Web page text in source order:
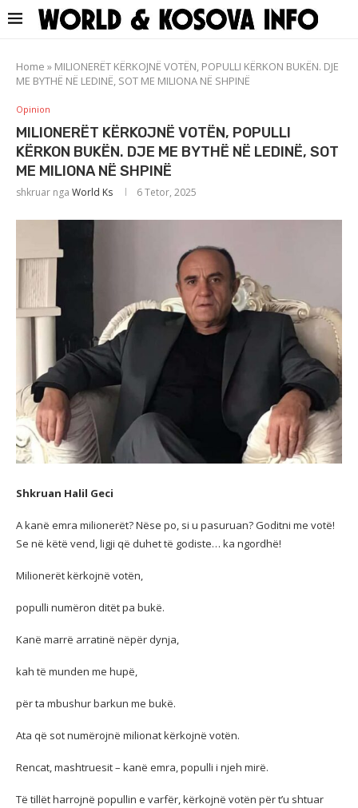
Home » MILIONERËT KËRKOJNË VOTËN, POPULLI KËRKON BUKËN. DJE
ME BYTHË NË LEDINË, SOT ME MILIONA NË SHPINË
Opinion
MILIONERËT KËRKOJNË VOTËN, POPULLI
KËRKON BUKËN. DJE ME BYTHË NË LEDINË, SOT
ME MILIONA NË SHPINË
shkruar nga World Ks 6 Tetor, 2025
Shkruan Halil Geci
Akanë emra milionerët? Nëse po, si u pasuruan? Goditni me votë!
Se në këtë vend, ligji që duhet të godiste… ka ngordhë!
Milionerët kërkojnë votën,
populli numëron ditët pa bukë.
Kanë marrë arratinë nëpër dynja,
kah të munden me hupë,
për ta mbushur barkun me bukë.
Ata që sot numërojnë milionat kërkojnë votën.
Rencat, mashtruesit – kanë emra, populli i njeh mirë.
Të tillët harrojnë popullin e varfër, kërkojnë votën për t’u shtuar